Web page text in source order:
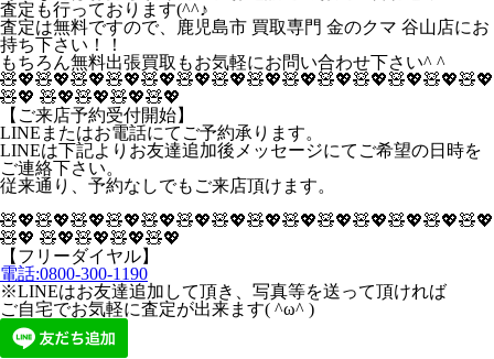
査定も行っております(^^♪
査定は無料ですので、鹿児島市 買取専門 金のクマ 谷山店にお
持ち下さい！！
もちろん無料出張買取もお気軽にお問い合わせ下さい^ ^
🧸💖🧸💖🧸💖🧸💖🧸💖🧸💖🧸💖🧸💖🧸💖🧸💖🧸💖🧸💖🧸💖🧸💖
🧸💖 🧸💖🧸💖🧸💖🧸💖
【ご来店予約受付開始】
LINEまたはお電話にてご予約承ります。
LINEは下記よりお友達追加後メッセージにてご希望の日時を
ご連絡下さい。
従来通り、予約なしでもご来店頂けます。
🧸💖🧸💖🧸💖🧸💖🧸💖🧸💖🧸💖🧸💖🧸💖🧸💖🧸💖🧸💖🧸💖🧸💖
🧸💖 🧸💖🧸💖🧸💖🧸💖
【フリーダイヤル】
電話:0800-300-1190
※LINEはお友達追加して頂き、写真等を送って頂ければ
ご自宅でお気軽に査定が出来ます( ^ω^ )